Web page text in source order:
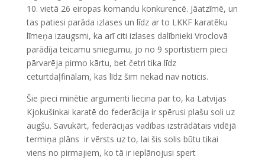
10. vietā 26 eiropas komandu konkurencē. Jāatzīmē, un
tas patiesi parāda izlases un līdz ar to LKKF karatēku
līmeņa izaugsmi, ka arī citi izlases dalībnieki Vroclovā
parādīja teicamu sniegumu, jo no 9 sportistiem pieci
pārvarēja pirmo kārtu, bet četri tika līdz
ceturtdaļfinālam, kas līdz šim nekad nav noticis.
Šie pieci minētie argumenti liecina par to, ka Latvijas
Kjokušinkai karatē do federācija ir spērusi plašu soli uz
augšu. Savukārt, federācijas vadības izstrādātais vidējā
termiņa plāns ir vērsts uz to, lai šis solis būtu tikai
viens no pirmajiem, ko tā ir ieplānojusi spert